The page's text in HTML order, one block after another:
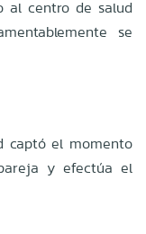
al centro de salud
se
captó el momento
y efectúa el